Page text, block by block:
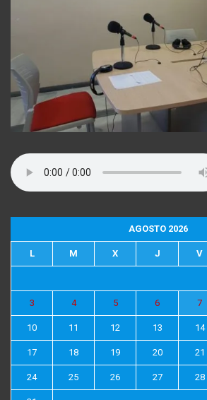
AGOSTO 2026
L M X J V
3 4 5 6 7
10 11 12 13 14
17 18 19 20 21
24 25 26 27 28